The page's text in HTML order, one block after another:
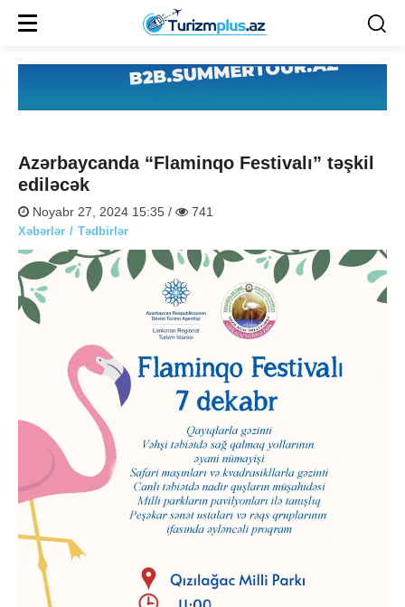
Azərbaycanda “Flaminqo Festivalı” təşkil
ediləcək
Noyabr 27, 2024 15:35 / 741
Xəbərlər Tədbirlər